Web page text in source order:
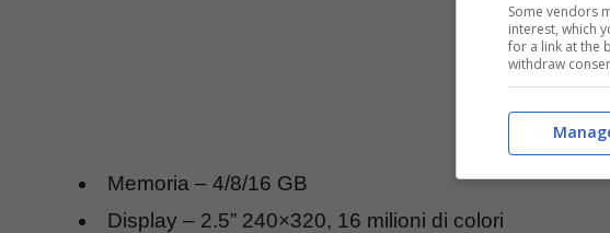
Memoria – 4/8/16 GB
Display – 2.5” 240×320, 16 milioni di colori
Some vendors
interest, which
for a link at the
withdraw